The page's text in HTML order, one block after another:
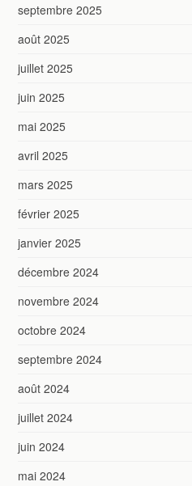
septembre 2025
août 2025
juillet 2025
juin 2025
mai 2025
avril 2025
mars 2025
février 2025
janvier 2025
décembre 2024
novembre 2024
octobre 2024
septembre 2024
août 2024
juillet 2024
juin 2024
mai 2024